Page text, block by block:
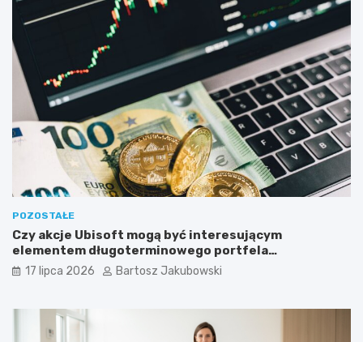
POZOSTAŁE
Czy akcje Ubisoft mogą być interesującym
elementem długoterminowego portfela
inwestycyjnego?
17 lipca 2026 Bartosz Jakubowski